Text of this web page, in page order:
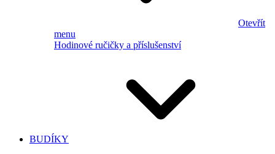
Otevřít
menu
Hodinové ručičky a příslušenství
BUDÍKY